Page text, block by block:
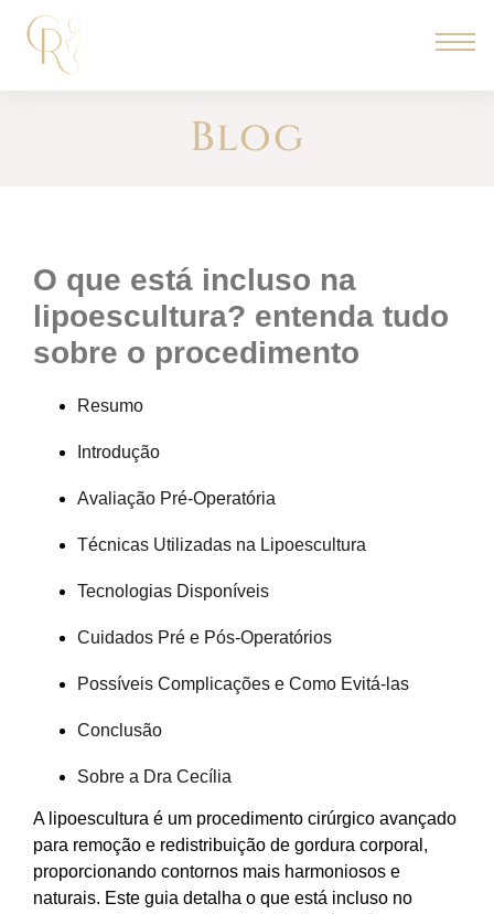
Blog
o que está incluso na
lipoescultura? entenda tudo
sobre o procedimento
Resumo
Introdução
Avaliação Pré-Operatória
Técnicas Utilizadas na Lipoescultura
Tecnologias Disponíveis
Cuidados Pré e Pós-Operatórios
Possíveis Complicações e Como Evitá-las
Conclusão
Sobre a Dra Cecília
A lipoescultura é um procedimento cirúrgico avançado
para remoção e redistribuição de gordura corporal,
proporcionando contornos mais harmoniosos e
naturais. Este guia detalha o que está incluso no